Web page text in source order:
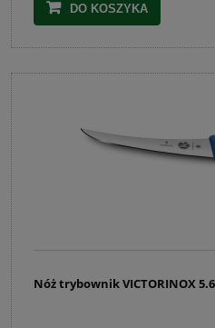
DO KOSZYKA
Nóż trybownik VICTORINOX